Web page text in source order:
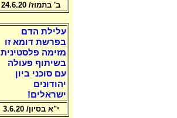
ב' בתמוז/ 24.6.20
עלילת הדם
בפרשת דומא זו
מזימה פלסטינית
בשיתוף פעולה
עם סוכני ביון
יהודונים
ישראלים!
י"א בסיון/ 3.6.20